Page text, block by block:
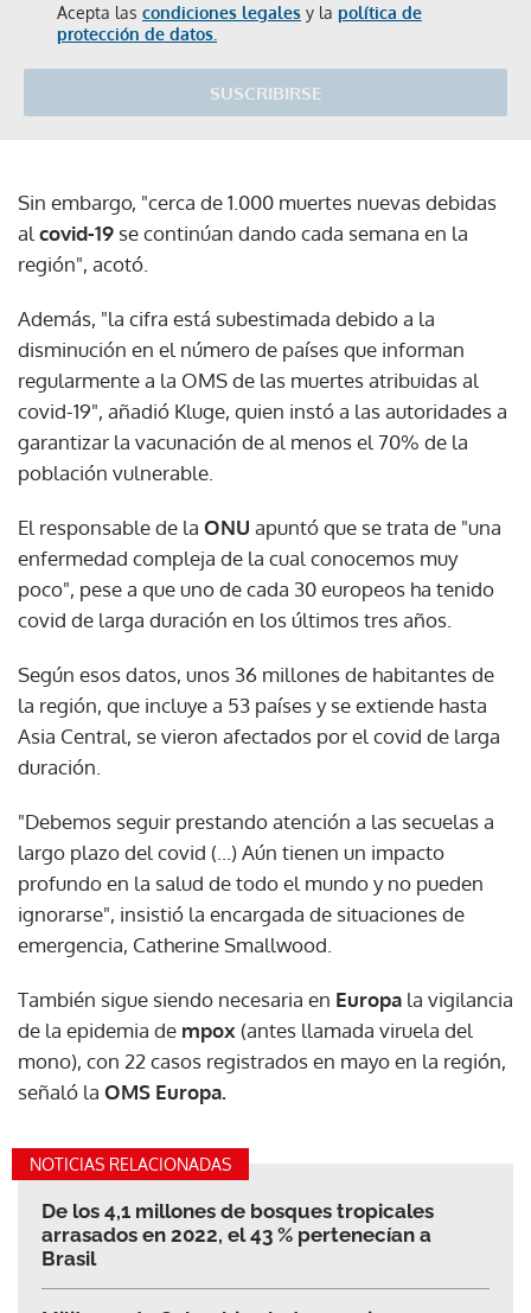
Acepta las condiciones legales y la política de
protección de datos.
SUSCRIBIRSE
Sin embargo, "cerca de 1.000 muertes nuevas debidas
al covid-19 se continúan dando cada semana en la
región", acotó.
Además, "la cifra está subestimada debido a la
disminución en el número de países que informan
regularmente a la OMS de las muertes atribuidas al
covid-19", añadió Kluge, quien instó a las autoridades a
garantizar la vacunación de al menos el 70% de la
población vulnerable.
El responsable de la ONU apuntó que se trata de "una
enfermedad compleja de la cual conocemos muy
poco", pese a que uno de cada 30 europeos ha tenido
covid de larga duración en los últimos tres años.
Según esos datos, unos 36 millones de habitantes de
la región, que incluye a 53 países y se extiende hasta
Asia Central, se vieron afectados por el covid de larga
duración.
"Debemos seguir prestando atención a las secuelas a
largo plazo del covid (...) Aún tienen un impacto
profundo en la salud de todo el mundo y no pueden
ignorarse", insistió la encargada de situaciones de
emergencia, Catherine Smallwood.
También sigue siendo necesaria en Europa la vigilancia
de la epidemia de mpox (antes llamada viruela del
mono), con 22 casos registrados en mayo en la región,
señaló la OMS Europa.
NOTICIAS RELACIONADAS
De los 4,1 millones de bosques tropicales
arrasados en 2022, el 43 % pertenecían a
Brasil